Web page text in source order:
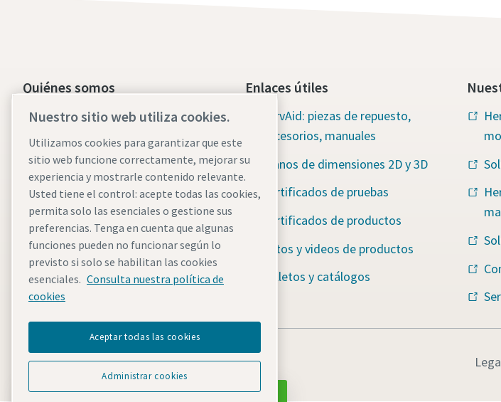
Quiénes somos
Grupo Atlas Copco
Técnicas Industriales
Industrias
Empleo
Enlaces útiles
ServAid: piezas de repuesto,
accesorios, manuales
Planos de dimensiones 2D y 3D
Certificados de pruebas
Certificados de productos
Fotos y videos de productos
Folletos y catálogos
Solicita una consulta gratuita con nosotros
Nuestro sitio web utiliza cookies.
Utilizamos cookies para garantizar que este
sitio web funcione correctamente, mejorar su
experiencia y mostrarle contenido relevante.
Usted tiene el control: acepte todas las cookies,
permita solo las esenciales o gestione sus
preferencias. Tenga en cuenta que algunas
funciones pueden no funcionar según lo
previsto si solo se habilitan las cookies
esenciales. Consulta nuestra política de
cookies
Aceptar todas las cookies
Administrar cookies